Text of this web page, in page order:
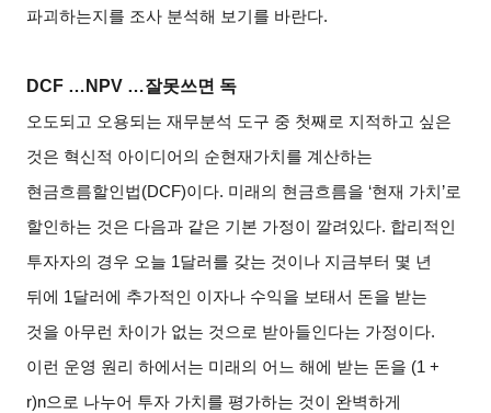
파괴하는지를 조사 분석해 보기를 바란다.
DCF …NPV …잘못쓰면 독
오도되고 오용되는 재무분석 도구 중 첫째로 지적하고 싶은
것은 혁신적 아이디어의 순현재가치를 계산하는
현금흐름할인법(DCF)이다. 미래의 현금흐름을 ‘현재 가치’로
할인하는 것은 다음과 같은 기본 가정이 깔려있다. 합리적인
투자자의 경우 오늘 1달러를 갖는 것이나 지금부터 몇 년
뒤에 1달러에 추가적인 이자나 수익을 보태서 돈을 받는
것을 아무런 차이가 없는 것으로 받아들인다는 가정이다.
이런 운영 원리 하에서는 미래의 어느 해에 받는 돈을 (1 +
r)n으로 나누어 투자 가치를 평가하는 것이 완벽하게